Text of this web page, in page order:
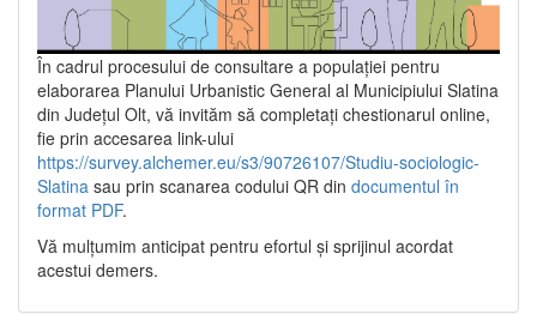
În cadrul procesului de consultare a populaţiei pentru
elaborarea Planului Urbanistic General al Municipiului Slatina
din Județul Olt, vă invităm să completați chestionarul online,
fie prin accesarea link-ului
https://survey.alchemer.eu/s3/90726107/Studiu-sociologic-
Slatina sau prin scanarea codului QR din documentul în
format PDF.
Vă mulţumim anticipat pentru efortul şi sprijinul acordat
acestui demers.